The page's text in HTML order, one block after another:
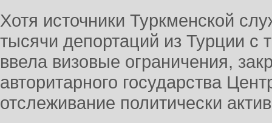
Хотя источники Туркменской
тысячи депортаций из Турции с
ввела визовые ограничения,
авторитарного государства
отслеживание политически